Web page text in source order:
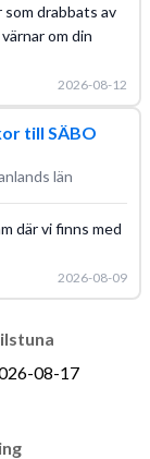
drabbats av
om din
2026-08-12
till SÄBO
län
där vi finns med
2026-08-09
08-17